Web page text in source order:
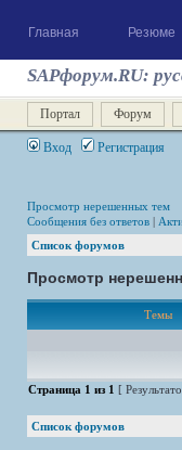
Главная Резюме
SAPфорум.RU:
Портал Форум
Вход Регистрация
Просмотр нерешенных тем
Сообщения без ответов |
Список форумов
Просмотр
Темы
Страница 1 из 1 [
Список форумов